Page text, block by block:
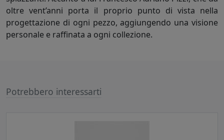
oltre vent’anni porta il proprio punto di vista nella
progettazione di ogni pezzo, aggiungendo una visione
personale e raffinata a ogni collezione.
Potrebbero interessarti